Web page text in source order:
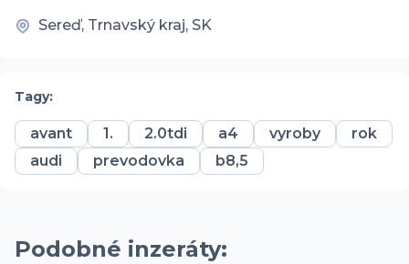
Sereď, Trnavský kraj, SK
Tagy:
avant 1. 2.0tdi a4 vyroby
rok
audi
prevodovka b8,5
Podobné inzeráty: